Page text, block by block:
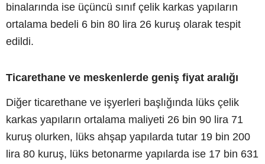
binalarında ise üçüncü sınıf çelik karkas yapıların
ortalama bedeli 6 bin 80 lira 26 kuruş olarak tespit
edildi.
Ticarethane ve meskenlerde geniş fiyat aralığı
Diğer ticarethane ve işyerleri başlığında lüks çelik
karkas yapıların ortalama maliyeti 26 bin 90 lira 71
kuruş olurken, lüks ahşap yapılarda tutar 19 bin 200
lira 80 kuruş, lüks betonarme yapılarda ise 17 bin 631